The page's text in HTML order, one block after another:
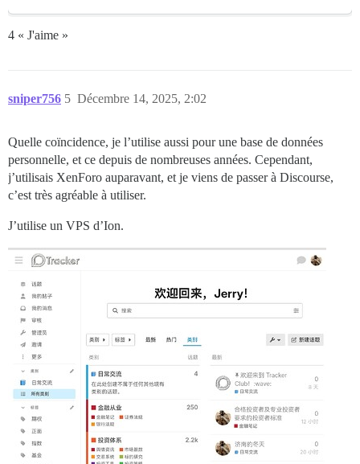
4 « J'aime »
sniper756 Décembre 14, 2025, 2:02
5
Quelle coïncidence, je l’utilise aussi pour une base de données
personnelle, et ce depuis de nombreuses années. Cependant,
j’utilisais XenForo auparavant, et je viens de passer à Discourse,
c’est très agréable à utiliser.
J’utilise un VPS d’Ion.